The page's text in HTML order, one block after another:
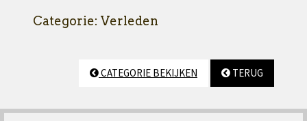
Categorie: Verleden
CATEGORIE BEKIJKEN TERUG